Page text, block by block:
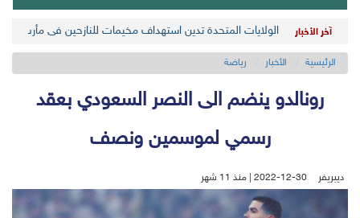
آخر الأخبار الولايات المتحدة تدين استهداف مخيمات للنازحين في مأرب
الرئيسية الأخبار رياضة
رونالدو ينضم الى النصر السعودي بعقد
رسمي لموسمين ونصف
ديبريفر 2022-12-30 | منذ 11 شهر